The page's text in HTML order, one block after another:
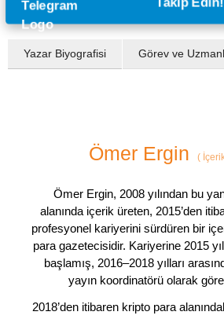
Yazar Biyografisi Görev ve
Ömer Ergin (
Ömer Ergin, 2008 yılından bu
alanında içerik üreten, 2015’den
profesyonel kariyerini sürdüren bir
para gazetecisidir. Kariyerine 2015
başlamış, 2016–2018 yılları
yayın koordinatörü olarak
2018’den itibaren kripto para